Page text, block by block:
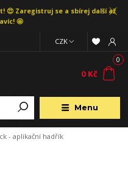
😍 Zaregistruj se a sbírej další až
🤩
Menu
CZK
0
0 Kč
- aplikační hadřík